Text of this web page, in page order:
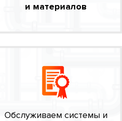
и материалов
Обслуживаем системы и